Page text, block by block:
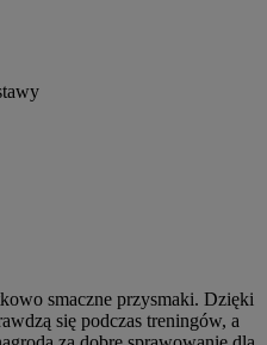
smaczne przysmaki. Dzięki
się podczas treningów, a